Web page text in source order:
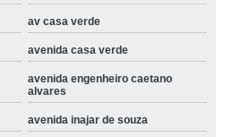
av casa verde
avenida casa verde
avenida engenheiro caetano
alvares
avenida inajar de souza